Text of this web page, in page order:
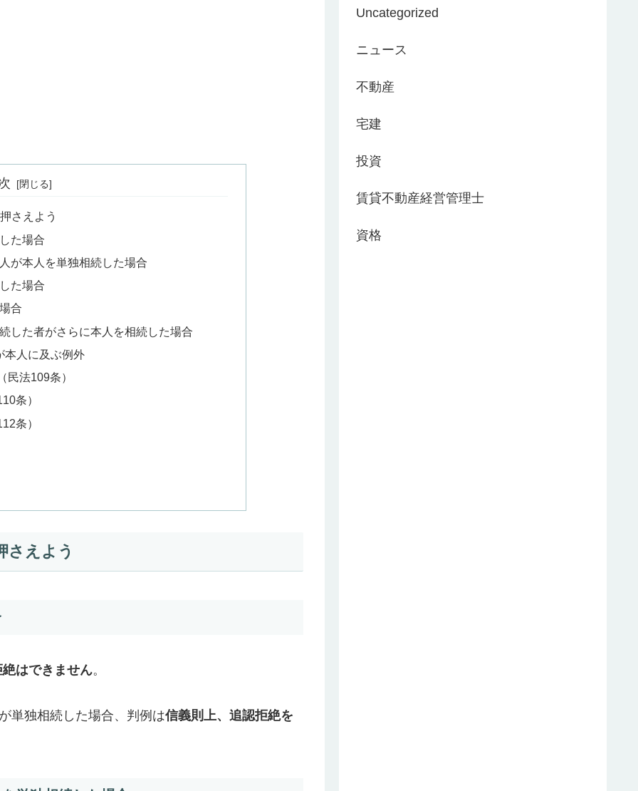
さえよう
た場合
が本人を単独相続した場合
た場合
合
した者がさらに本人を相続した場合
本人に及ぶ例外
法109条）
条）
条）
さえよう
はできません。
単独相続した場合、判例は信義則上、追認拒絶を
Uncategorized
ニュース
不動産
宅建
投資
賃貸不動産経営管理士
資格